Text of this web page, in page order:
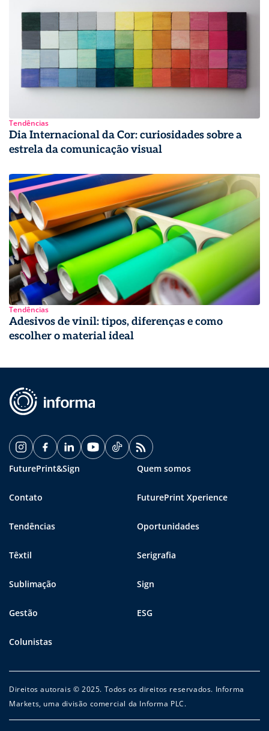
Tendências
Dia Internacional da Cor: curiosidades sobre a
estrela da comunicação visual
Tendências
Adesivos de vinil: tipos, diferenças e como
escolher o material ideal
FuturePrint&Sign Quem somos
Contato FuturePrint Xperience
Tendências Oportunidades
Têxtil Serigrafia
Sublimação Sign
Gestão ESG
Colunistas
Direitos autorais © 2025. Todos os direitos reservados. Informa
Markets, uma divisão comercial da Informa PLC.